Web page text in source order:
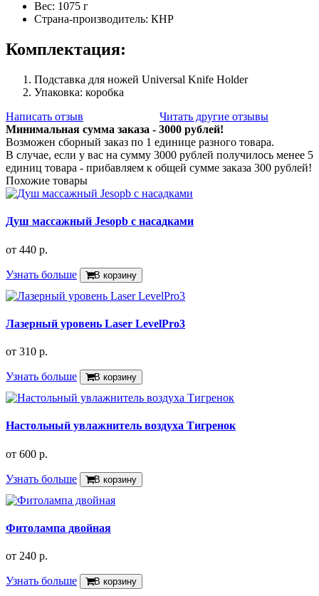
Вес: 1075 г
Страна-производитель: КНР
Комплектация:
Подставка для ножей Universal Knife Holder
Упаковка: коробка
Написать отзыв
Читать другие отзывы
Минимальная сумма заказа - 3000 рублей!
Возможен сборный заказ по 1 единице разного товара.
В случае, если у вас на сумму 3000 рублей получилось менее 5
единиц товара - прибавляем к общей сумме заказа 300 рублей!
Похожие товары
Душ массажный Jesopb с насадками
от 440 р.
Узнать больше В корзину
Лазерный уровень Laser LevelPro3
от 310 р.
Узнать больше В корзину
Настольный увлажнитель воздуха Тигренок
от 600 р.
Узнать больше В корзину
Фитолампа двойная
от 240 р.
Узнать больше В корзину